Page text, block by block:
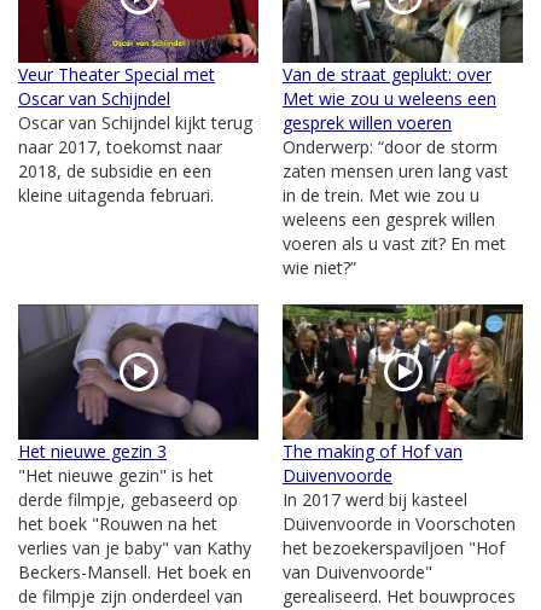
Veur Theater Special met
Oscar van Schijndel
Oscar van Schijndel kijkt terug
naar 2017, toekomst naar
2018, de subsidie en een
kleine uitagenda februari.
Van de straat geplukt: over
Met wie zou u weleens een
gesprek willen voeren
Onderwerp: “door de storm
zaten mensen uren lang vast
in de trein. Met wie zou u
weleens een gesprek willen
voeren als u vast zit? En met
wie niet?”
Het nieuwe gezin 3
"Het nieuwe gezin" is het
derde filmpje, gebaseerd op
het boek "Rouwen na het
verlies van je baby" van Kathy
Beckers-Mansell. Het boek en
de filmpje zijn onderdeel van
The making of Hof van
Duivenvoorde
In 2017 werd bij kasteel
Duivenvoorde in Voorschoten
het bezoekerspaviljoen "Hof
van Duivenvoorde"
gerealiseerd. Het bouwproces